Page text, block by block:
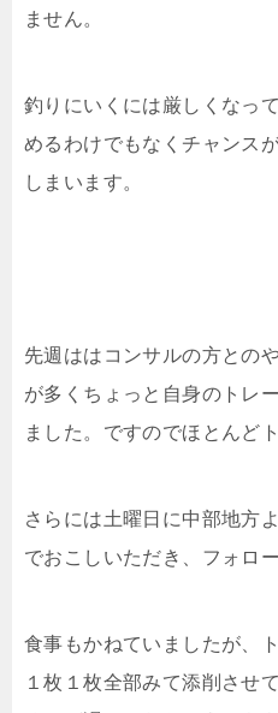
ません。
釣りにいくには厳しくなっ
めるわけでもなくチャンス
しまいます。
先週ははコンサルの方との
が多くちょっと自身のトレ
ました。ですのでほとんど
さらには土曜日に中部地方
でおこしいただき、フォロ
食事もかねていましたが、
１枚１枚全部みて添削させ